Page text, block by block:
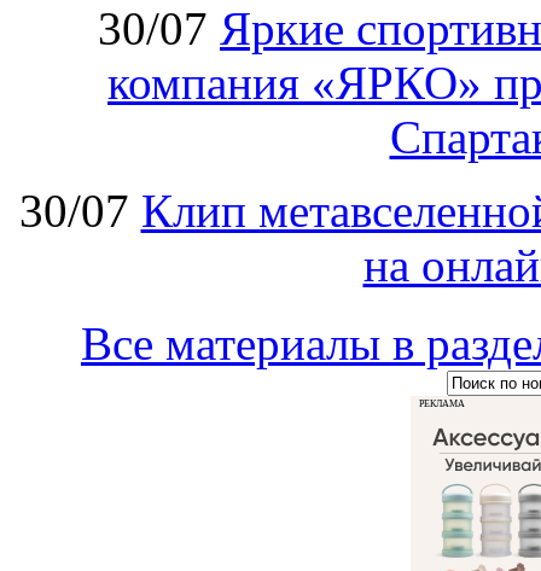
30/07 Яркие
компания «ЯРКО»
30/07 Клип
на
Все материалы в
РЕКЛАМА